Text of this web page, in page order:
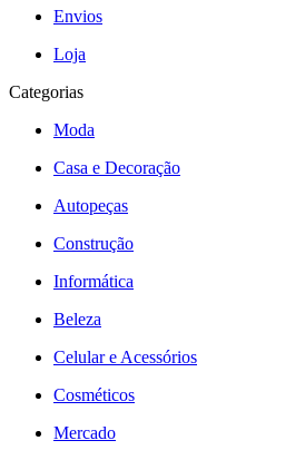
Envios
Loja
Categorias
Moda
Casa e Decoração
Autopeças
Construção
Informática
Beleza
Celular e Acessórios
Cosméticos
Mercado